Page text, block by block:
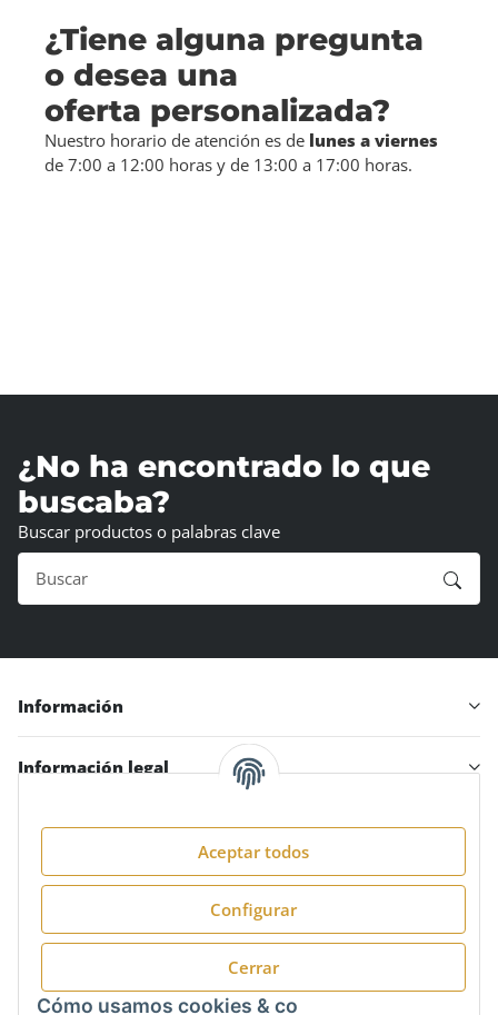
Aceptar todos
Configurar
Cerrar
Cómo usamos cookies & co
¿Tiene alguna pregunta
o desea una
oferta personalizada?
Nuestro horario de atención es de lunes a viernes
de 7:00 a 12:00 horas y de 13:00 a 17:00 horas.
¿No ha encontrado lo que
buscaba?
Buscar productos o palabras clave
Información
Información legal